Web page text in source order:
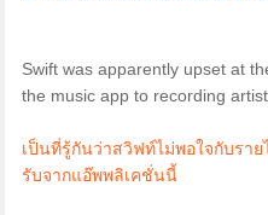
Swift was apparently upset at
the music app to recording
เป็นที่รู้กันว่าสวิฟท์ไม่พอใจกับรา
รับจากแอ๊พพลิเคชั่นนี้